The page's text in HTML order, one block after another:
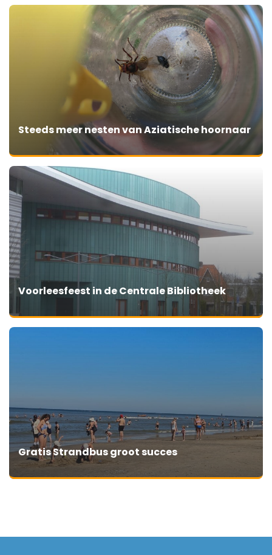
Steeds meer nesten van Aziatische hoornaar
Voorleesfeest in de Centrale Bibliotheek
Gratis Strandbus groot succes